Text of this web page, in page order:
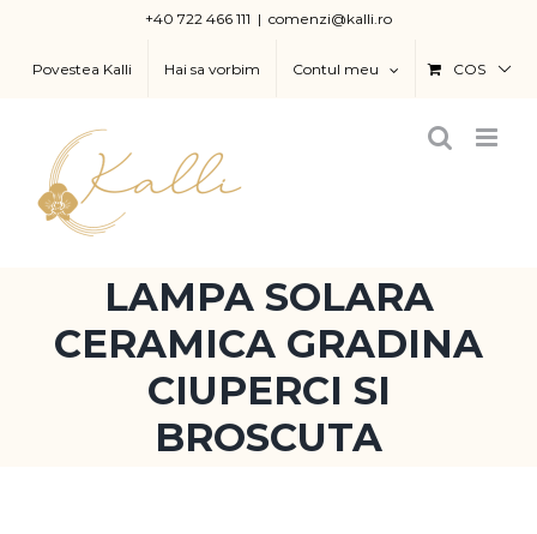
content
+40 722 466 111 | comenzi@kalli.ro
Povestea Kalli Hai sa vorbim Contul meu COS
LAMPA SOLARA
CERAMICA GRADINA
CIUPERCI SI
BROSCUTA